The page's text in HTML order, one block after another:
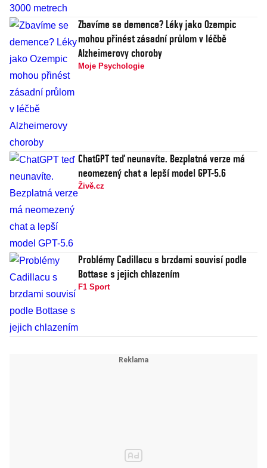
Zbavíme se demence? Léky jako Ozempic
mohou přinést zásadní průlom v léčbě
Alzheimerovy choroby
Moje Psychologie
ChatGPT teď neunavíte. Bezplatná verze má
neomezený chat a lepší model GPT-5.6
Živě.cz
Problémy Cadillacu s brzdami souvisí podle
Bottase s jejich chlazením
F1 Sport